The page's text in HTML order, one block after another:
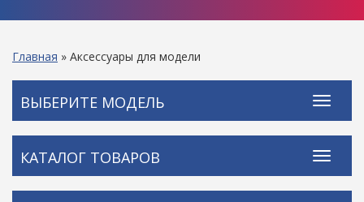
Главная » Аксессуары для модели
ВЫБЕРИТЕ МОДЕЛЬ
КАТАЛОГ ТОВАРОВ